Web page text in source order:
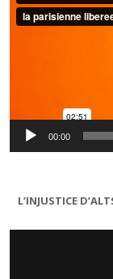
00:00
L’INJUSTICE
Lecteur